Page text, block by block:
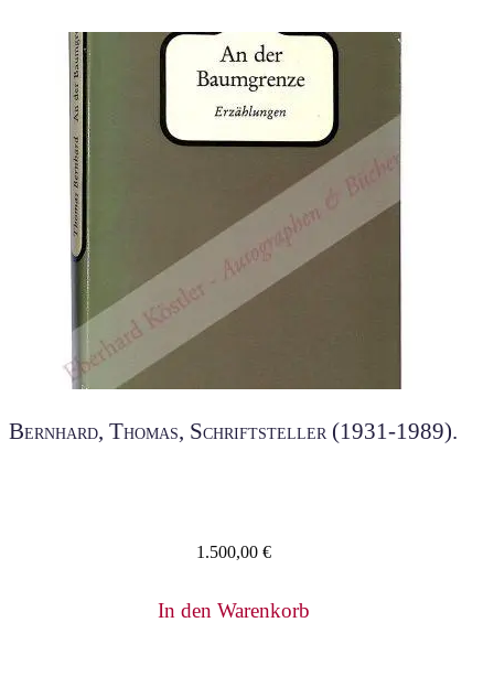
Bernhard, Thomas, Schriftsteller (1931-1989).
1.500,00 €
In den Warenkorb